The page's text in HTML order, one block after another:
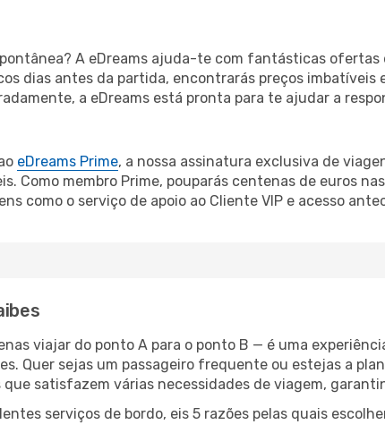
A eDreams ajuda-te com fantásticas ofertas
dias antes da partida, encontrarás preços imbatíveis
a eDreams está pronta para te ajudar a
eDreams Prime, a nossa assinatura exclusiva de
Como membro Prime, pouparás centenas de euros
como o serviço de apoio ao Cliente VIP e acesso
viajar do ponto A para o ponto B — é uma
Quer sejas um passageiro frequente ou estejas a
satisfazem várias necessidades de viagem,
serviços de bordo, eis 5 razões pelas quais